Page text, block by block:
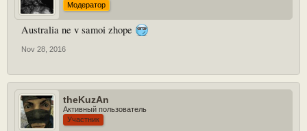
Модератор
Australia ne v samoi zhope
Nov 28, 2016
theKuzAn
Активный пользователь
Участник